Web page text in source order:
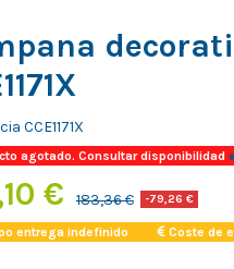
CCE1171X
agotado. Consultar disponibilidad
€ 183,36 € -79,26 €
entrega indefinido Coste de